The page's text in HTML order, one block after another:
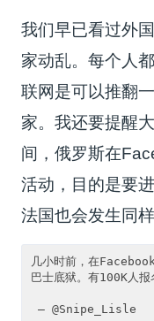
我们早已看过外
家动乱。每个人
联网是可以推翻
家。我还要提醒
间，俄罗斯在
活动，目的是要
法国也会发生同
几小时前，在
巴士底狱。有100K人报